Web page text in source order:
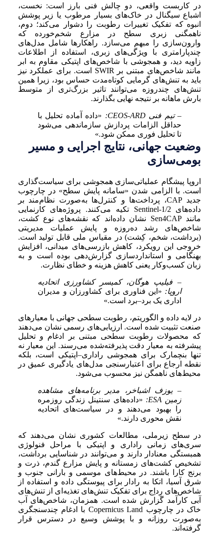
در کاربست واقعی، دو چالش فنی بارز است: نخست،
اشباع سیگنال در خاک‌های بسیار مرطوب یا زیر پوشش
انبوه که تفکیک تغییرات رطوبت را دشوار می‌کند؛ دوم،
ناهمگنی زبری سطح در مزارع شخم‌خورده که
وارون‌سازی را مبهم می‌سازد. راهکارها شامل مدل‌های
چندپارامتری با ویژگی‌های زبری، استفاده از اطلاعات
زاویه دید، و همجوشی با شاخص‌های اپتیکی مقاوم به ابر
مانند شاخص‌های مبتنی بر SWIR است. برای عملکرد نیز
باید به تنش‌های گرمایی کوتاه‌مدت حساس بود، زیرا همین
تنش‌های چندروزه می‌توانند تاثیر بزرگ‌تری از متوسط
بارش ماهانه بر نتیجه نهایی بگذارند.
– تیم فنی CEOS-ARD:
«داده آماده تحلیل با
حداقل الزامات پردازش سازماندهی می‌شود
تا تحلیل فوری ممکن شود.»
وضعیت جهانی، نتایج اجرایی و مسیر
بومی‌سازی
اروپا پیشگام عملیاتی‌سازی همجوشی برای سیاست‌گذاری
است. با الزامی شدن «سامانه پایش سطح» در چارچوب
جدید CAP، پرداخت‌ها و کنترل‌ها به‌صورت نظام‌مند بر
داده‌های Sentinel-1/2 تکیه می‌کنند. پروژه‌های کارنمایی
مانند Sen4CAP نشان داده‌اند که نقشه‌های نوع کشت،
شاخص‌های رشد ده‌روزه و پایش عملیات مدیریتی
(برداشت، شخم، کِشت) در مقیاس ملی قابل تولید است.
خروجی این رویکرد، کاهش بازرسی‌های میدانی، افزایش
بهنگامی و استانداردسازی گزارش‌دهی بوده است و به
زبان کسب‌وکار یعنی کاهش هزینه و خطای نظارت.
– فیلیپ هوگان، کمیسر کشاورزی اتحادیه
اروپا: «این فناوری برای کشاورزان و مدیران
اداری یک برد–برد است.»
در لایه داده و الگوریتم، رطوبت سطحی جهانی با معیارهای
صنعت تثبیت شده است. ارزیابی‌های رسمی نشان می‌دهند
که محصولات رطوبت سطحی مبتنی بر ادغام و تحلیل
پیشرفته به معیار دقت پذیرفته‌شده می‌رسند. این معیار نه
تنها بنچمارک برای همجوشی راداری–اپتیکی است، بلکه
نقطه ارجاع برای اعتبارسنجی مدل‌های یادگیری عمیق در
محیط‌های ناهمگن نیز محسوب می‌شود.
– یوزف اشباخر، مدیر برنامه‌های مشاهده
زمین ESA:
«داده‌های سنتینل زندگی روزمره
را بهبود می‌دهند و در سیاست‌های اتحادیه
نقش محوری دارند.»
در سطح زیرملی، مطالعات کشوری نشان می‌دهند که
سری‌های زمانی راداری و اپتیکی با مراحل فنولوژی
همبستگی معنادار دارند و می‌توانند در شناسایی برداشت،
تشخیص کشت‌های زمستانه و پایش مزارع گندم، ذرت و
برنج کارا باشند. در محیط‌های موسمی و بارانی جنوب و
شرق آسیا، اتکا به رادار برای پیوستگی داده و استفاده از
شاخص‌های رِد‌اِج برای تفکیک تنش‌های تغذیه‌ای از تنش‌های
آبی کارآمد گزارش شده است. همزمان، شاخص‌های آب
خاک در چارچوب Copernicus Land با ادغام چندسنجگری
به‌صورت روزانه و با پوشش وسیع در دسترس قرار
گرفته‌اند.